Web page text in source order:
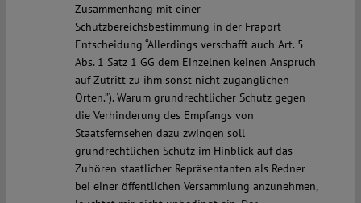
Zusammenhang mit einer
Schutzbereichsbestimmung in der Fraport-
Entscheidung “Allerdings verschafft auch Art. 5
Abs. 1 Satz 1 GG dem Einzelnen keinen Anspruch
auf Zutritt zu ihm sonst nicht zugänglichen
Orten.”). Warum grundrechtlicher Schutz gegen
die Verhinderung des Empfangs von
Staatsfernsehen dazu zwingen soll
grundrechtlichen Schutz im Hinblick auf das
Zuhören staatlicher Repräsentanten als Redner
bei einer öffentlichen Versammlung anzunehmen,